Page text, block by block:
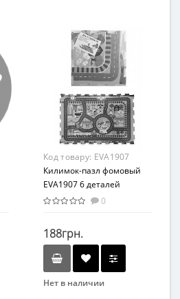
Коврик
Возраст
От 0 лет
Возрастная группа
От 0 лет
Материал
Комбинированный
Код товару: EVA1907
Килимок-пазл фомовый
EVA1907 6 деталей
0
188грн.
Нет в наличии